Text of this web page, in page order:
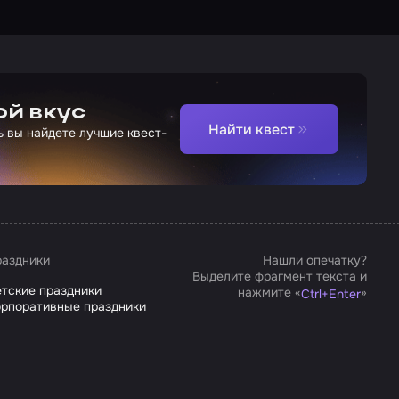
вкус
найдете лучшие квест-
Найти квест
праздники
праздники
Нашли опечатку?
Выделите фрагмент текста и
нажмите «Ctrl+Enter»